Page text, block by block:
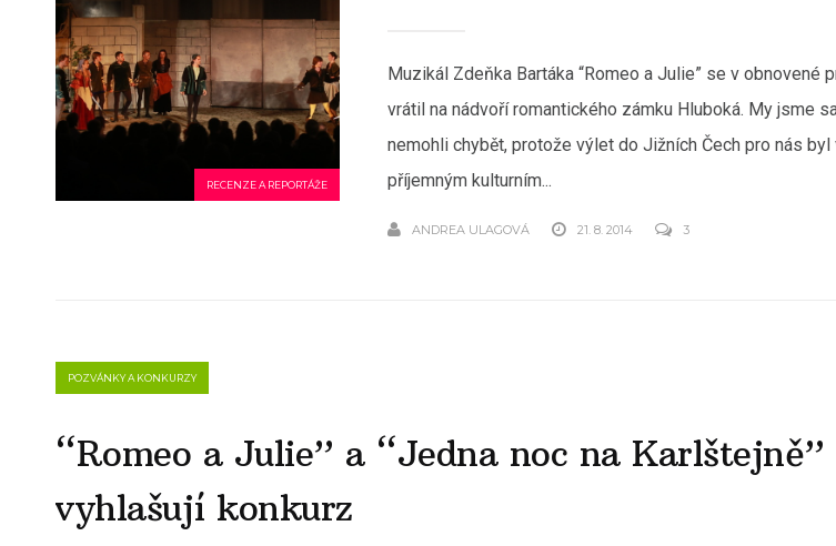
RECENZE A REPORTÁŽE
Muzikál Zdeňka Bartáka “Romeo a Julie” se v obnovené
vrátil na nádvoří romantického zámku Hluboká. My jsme
nemohli chybět, protože výlet do Jižních Čech pro nás byl
příjemným kulturním...
ANDREA ULAGOVÁ 21. 8. 2014 3
POZVÁNKY A KONKURZY
“Romeo a Julie” a “Jedna noc na Karlštejně”
vyhlašují konkurz